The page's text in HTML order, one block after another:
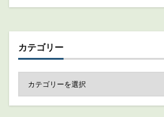
カテゴリー